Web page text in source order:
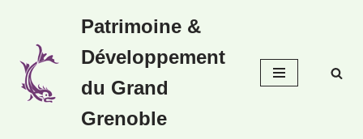
au
contenu
Patrimoine &
Développement
du Grand
Grenoble